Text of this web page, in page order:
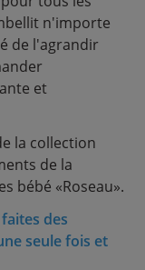
n'importe
de l'agrandir
et
la collection
de la
bébé «Roseau».
des
seule fois et